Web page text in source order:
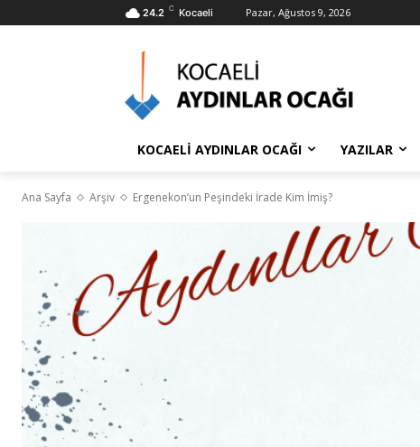
24.2 C Kocaeli Pazar, Ağustos 9, 2026
KOCAELİ AYDINLAR OCAĞI YAZILAR
Ana Sayfa Arşiv Ergenekon’un Peşindeki İrade Kim İmiş?